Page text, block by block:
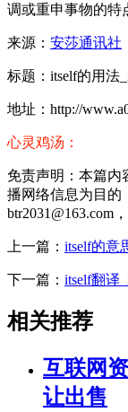
调或重申事物的特
来源： 安莎通讯社
标题：itself的用法
地址：http://
心灵鸡汤：
免责声明：本篇内
播网络信息为目的
btr2031@163.com
上一篇： itself的意
下一篇： itself翻译
相关推荐
互联网
让出售